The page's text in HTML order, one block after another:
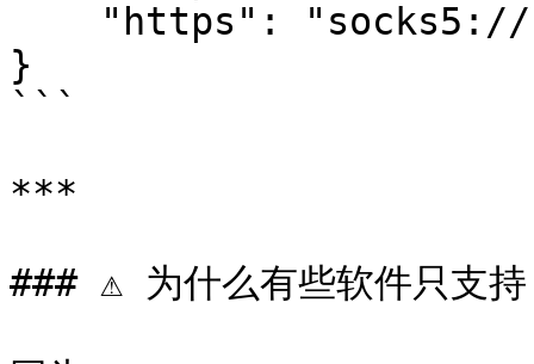
}
```
***
### ⚠️ 为什么有些软件只支持